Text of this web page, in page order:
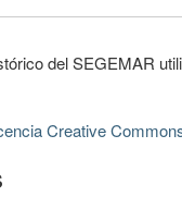
del SEGEMAR
Creative